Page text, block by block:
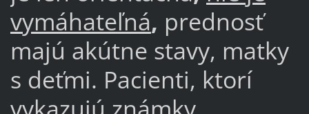
vymáhateľná, prednosť
majú akútne stavy, matky
s deťmi. Pacienti, ktorí